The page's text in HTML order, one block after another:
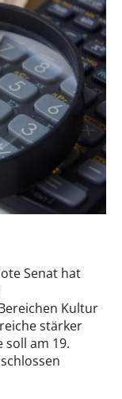
Senat hat
Kultur
stärker
soll am 19.